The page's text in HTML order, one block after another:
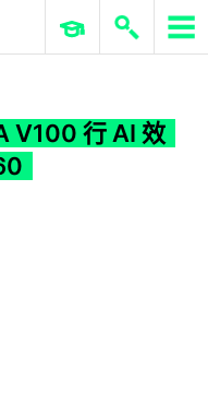
ERP 與商業 AI
V100 行 AI 效